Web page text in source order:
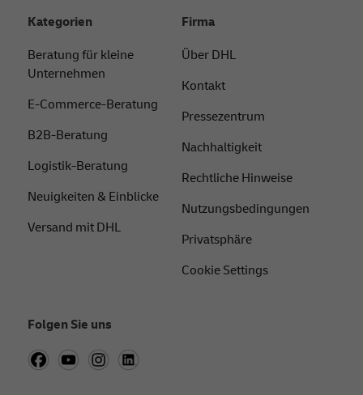
Kategorien
Beratung für kleine
Unternehmen
E-Commerce-Beratung
B2B-Beratung
Logistik-Beratung
Neuigkeiten & Einblicke
Versand mit DHL
Firma
Über DHL
Kontakt
Pressezentrum
Nachhaltigkeit
Rechtliche Hinweise
Nutzungsbedingungen
Privatsphäre
Cookie Settings
Folgen Sie uns